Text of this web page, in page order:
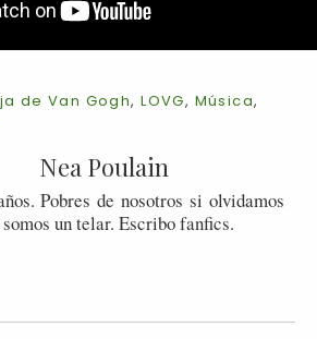
de Van Gogh,LOVG, Música,
Nea Poulain
Pobres de nosotros si olvidamos
somos un telar. Escribo fanfics.